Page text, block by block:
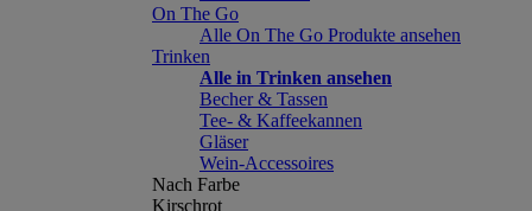
On The Go
Alle On The Go Produkte ansehen
Trinken
Alle in Trinken ansehen
Becher & Tassen
Tee- & Kaffeekannen
Gläser
Wein-Accessoires
Nach Farbe
Kirschrot